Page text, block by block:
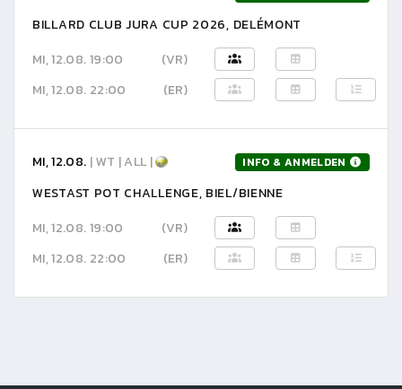
BILLARD CLUB JURA CUP 2026, DELÉMONT
MI, 12.08. 19:00
(VR)
MI, 12.08. 22:00
(ER)
MI, 12.08. | WT | ALL | INFO & ANMELDEN
WESTAST POT CHALLENGE, BIEL/BIENNE
MI, 12.08. 19:00
(VR)
MI, 12.08. 22:00
(ER)